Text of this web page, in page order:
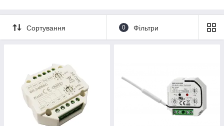
Різновидності конвертерів сигналу від компанії SVL:
радіочастотні
по типу конвертованих протоколів
Сортування 0 Фільтри